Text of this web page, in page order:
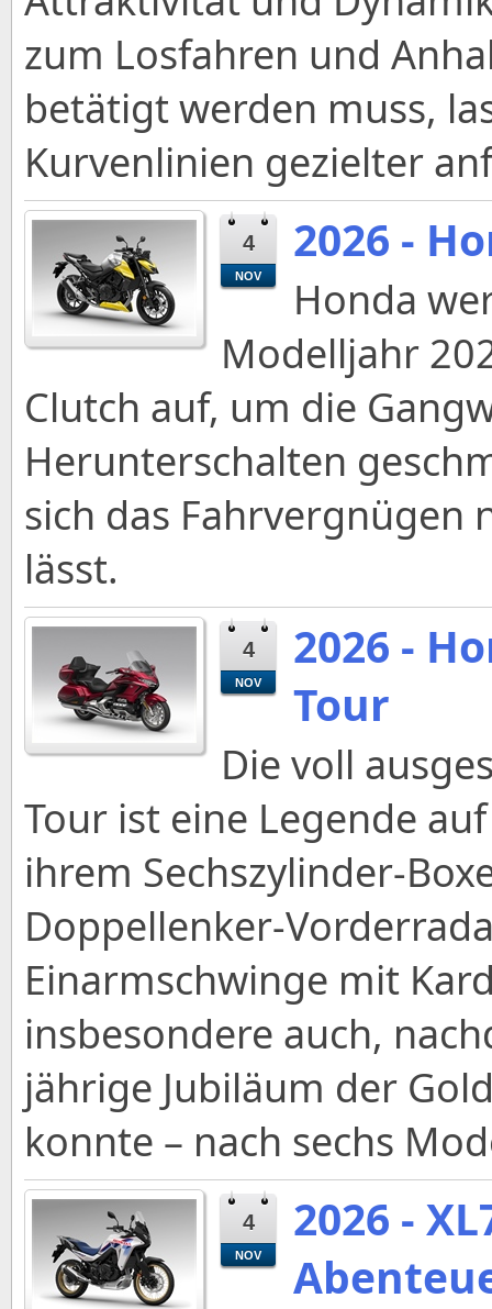
zum Losfahren und
betätigt werden muss,
Kurvenlinien gezielter
4
NOV
2026 -
Honda
Modelljahr
Clutch auf, um die
Herunterschalten
sich das Fahrvergnügen
lässt.
4
NOV
2026 -
Tour
Die voll
Tour ist eine Legende
ihrem Sechszylinder-
Doppellenker-
Einarmschwinge mit
insbesondere auch,
jährige Jubiläum der
konnte – nach sechs
4
NOV
2026 -